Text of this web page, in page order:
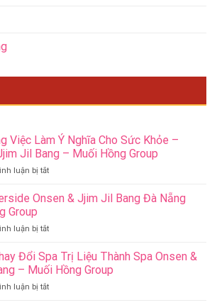
Việc Làm Ý Nghĩa Cho Sức Khỏe –
Jil Bang – Muối Hồng Group
luận bị tắtở
Những
Ý
Cho
Sức
–
Onsen & Jjim Jil Bang Đà Nẵng
Group
luận bị tắtở
Riverside
Onsen
&
Jjim
Đổi Spa Trị Liệu Thành Spa Onsen &
– Muối Hồng Group
luận bị tắtở